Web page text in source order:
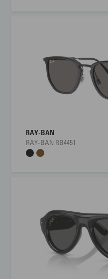
RAY-BAN
RAY-BAN RB4451